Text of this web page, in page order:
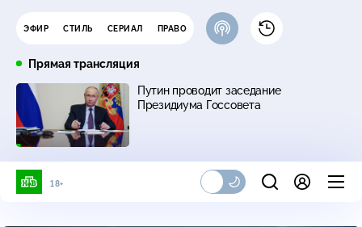
ЭФИР СТИЛЬ СЕРИАЛ ПРАВО
Прямая трансляция
Путин проводит заседание
Президиума Госсовета
18+